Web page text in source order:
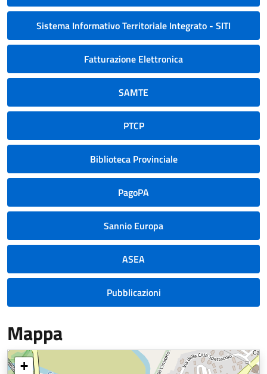
Sistema Informativo Territoriale Integrato - SITI
Fatturazione Elettronica
SAMTE
PTCP
Biblioteca Provinciale
PagoPA
Sannio Europa
ASEA
Pubblicazioni
Mappa
+